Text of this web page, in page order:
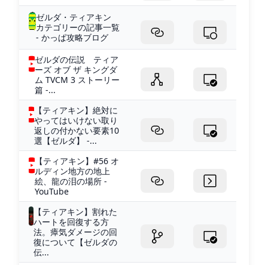
ゼルダ・ティアキン
カテゴリーの記事一覧
- かっぱ攻略ブログ
ゼルダの伝説 ティア
ーズ オブ ザ キングダ
ム TVCM 3 ストーリー
篇 -...
【ティアキン】絶対に
やってはいけない取り
返しの付かない要素10
選【ゼルダ】 -...
【ティアキン】#56 オ
ルディン地方の地上
絵、龍の泪の場所 -
YouTube
【ティアキン】割れた
ハートを回復する方
法。瘴気ダメージの回
復について【ゼルダの
伝...